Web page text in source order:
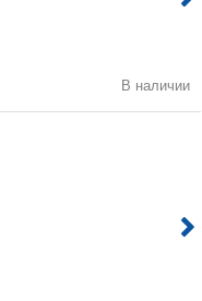
В наличии